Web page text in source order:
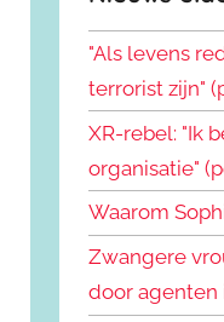
"Als levens
terrorist zijn"
XR-rebel: "Ik
organisatie"
Waarom
Zwangere
door agenten